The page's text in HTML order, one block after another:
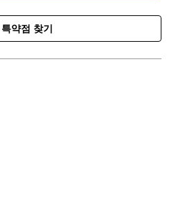
특약점 찾기